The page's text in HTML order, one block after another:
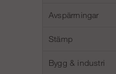
Avspärrningar
Stämp
Bygg & industri